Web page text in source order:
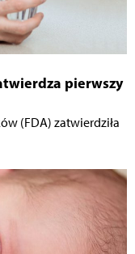
pierwszy
(FDA) zatwierdziła